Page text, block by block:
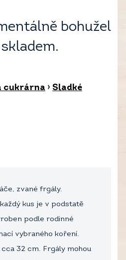
bohužel
cukrárna › Sladké
zvané frgály.
kus je v podstatě
podle rodinné
vybraného koření.
32 cm. Frgály mohou